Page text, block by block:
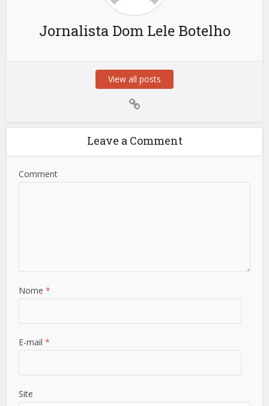
Jornalista Dom Lele Botelho
View all posts
Leave a Comment
Comment
Nome*
E-mail*
Site